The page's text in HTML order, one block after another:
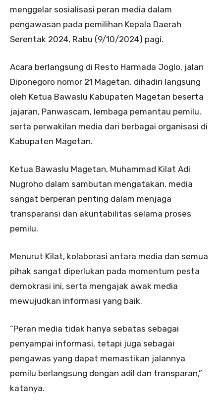
menggelar sosialisasi peran media dalam
pengawasan pada pemilihan Kepala Daerah
Serentak 2024, Rabu (9/10/2024) pagi.
Acara berlangsung di Resto Harmada Joglo, jalan
Diponegoro nomor 21 Magetan, dihadiri langsung
oleh Ketua Bawaslu Kabupaten Magetan beserta
jajaran, Panwascam, lembaga pemantau pemilu,
serta perwakilan media dari berbagai organisasi di
Kabupaten Magetan.
Ketua Bawaslu Magetan, Muhammad Kilat Adi
Nugroho dalam sambutan mengatakan, media
sangat berperan penting dalam menjaga
transparansi dan akuntabilitas selama proses
pemilu.
Menurut Kilat, kolaborasi antara media dan semua
pihak sangat diperlukan pada momentum pesta
demokrasi ini, serta mengajak awak media
mewujudkan informasi yang baik.
“Peran media tidak hanya sebatas sebagai
penyampai informasi, tetapi juga sebagai
pengawas yang dapat memastikan jalannya
pemilu berlangsung dengan adil dan transparan,”
katanya.